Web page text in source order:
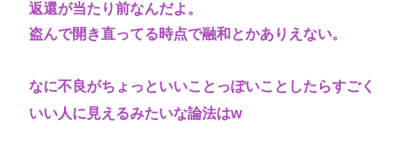
返還が当たり前なんだよ。
盗んで開き直ってる時点で融和とかありえない。
なに不良がちょっといいことっぽいことしたらすごく
いい人に見えるみたいな論法はw